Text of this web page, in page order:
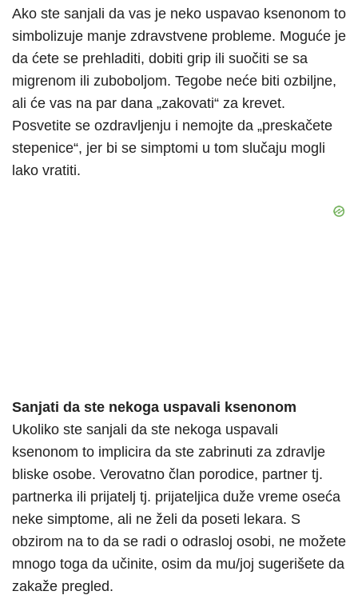
Ako ste sanjali da vas je neko uspavao ksenonom to
simbolizuje manje zdravstvene probleme. Moguće je
da ćete se prehladiti, dobiti grip ili suočiti se sa
migrenom ili zuboboljom. Tegobe neće biti ozbiljne,
ali će vas na par dana „zakovati“ za krevet.
Posvetite se ozdravljenju i nemojte da „preskačete
stepenice“, jer bi se simptomi u tom slučaju mogli
lako vratiti.
Sanjati da ste nekoga uspavali ksenonom
Ukoliko ste sanjali da ste nekoga uspavali
ksenonom to implicira da ste zabrinuti za zdravlje
bliske osobe. Verovatno član porodice, partner tj.
partnerka ili prijatelj tj. prijateljica duže vreme oseća
neke simptome, ali ne želi da poseti lekara. S
obzirom na to da se radi o odrasloj osobi, ne možete
mnogo toga da učinite, osim da mu/joj sugerišete da
zakaže pregled.